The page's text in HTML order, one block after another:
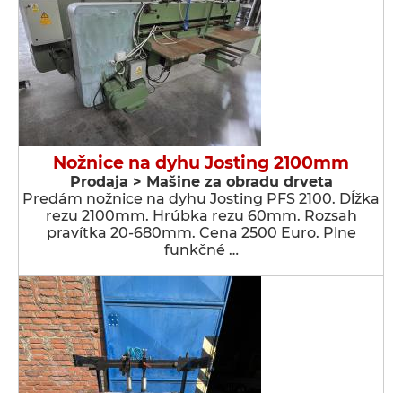
Nožnice na dyhu Josting 2100mm
Prodaja > Мašine za obradu drveta
Predám nožnice na dyhu Josting PFS 2100. Dĺžka
rezu 2100mm. Hrúbka rezu 60mm. Rozsah
pravítka 20-680mm. Cena 2500 Euro. Plne
funkčné …